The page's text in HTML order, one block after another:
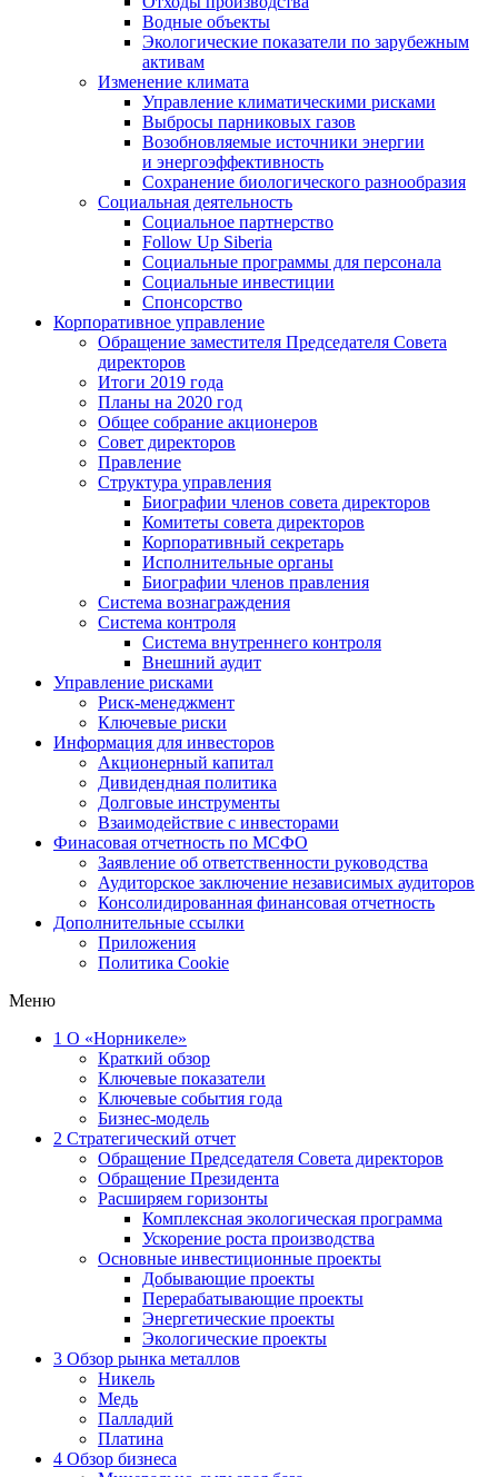
Водные объекты
Экологические показатели по зарубежным
активам
Изменение климата
Управление климатическими рисками
Выбросы парниковых газов
Возобновляемые источники энергии
и энергоэффективность
Сохранение биологического разнообразия
Социальная деятельность
Социальное партнерство
Follow Up Siberia
Социальные программы для персонала
Социальные инвестиции
Спонсорство
Корпоративное управление
Обращение заместителя Председателя Совета
директоров
Итоги 2019 года
Планы на 2020 год
Общее собрание акционеров
Совет директоров
Правление
Структура управления
Биографии членов совета директоров
Комитеты совета директоров
Корпоративный секретарь
Исполнительные органы
Биографии членов правления
Система вознаграждения
Система контроля
Система внутреннего контроля
Внешний аудит
Управление рисками
Риск-менеджмент
Ключевые риски
Информация для инвесторов
Акционерный капитал
Дивидендная политика
Долговые инструменты
Взаимодействие с инвеcторами
Финасовая отчетность по МСФО
Заявление об ответственности руководства
Аудиторское заключение независимых аудиторов
Консолидированная финансовая отчетность
Дополнительные ссылки
Приложения
Политика Cookie
Меню
1 О «Норникеле»
Краткий обзор
Ключевые показатели
Ключевые события года
Бизнес-модель
2 Стратегический отчет
Обращение Председателя Совета директоров
Обращение Президента
Расширяем горизонты
Комплексная экологическая программа
Ускорение роста производства
Основные инвестиционные проекты
Добывающие проекты
Перерабатывающие проекты
Энергетические проекты
Экологические проекты
3 Обзор рынка металлов
Никель
Медь
Палладий
Платина
4 Обзор бизнеса